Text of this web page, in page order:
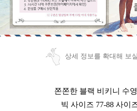
상세 정보를 확대해 보
쫀쫀한 블랙 비키니 수
빅 사이즈 77-88 사이